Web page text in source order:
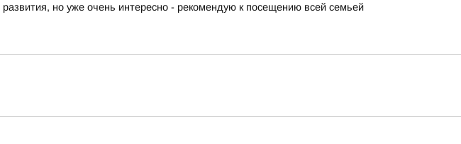
но уже очень интересно - рекомендую к посещению всей семьей